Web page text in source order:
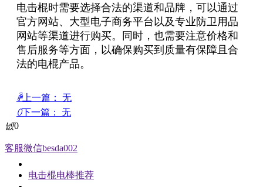
电击棍时需要选择合法的渠道和品牌，可以通过
官方网站、大型电子商务平台以及专业防卫用品
网站等渠道进行购买。同时，也需要注意价格和
售后服务等方面，以确保购买到质量有保障且合
法的电棍产品。
ꄴ上一篇：
无
ꄲ下一篇：
无
넶0
电击棍电棒推荐
客服微信besda002